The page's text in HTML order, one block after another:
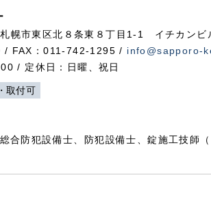
幌市東区北８条東８丁目1-1 イチカンビ
/ FAX：011-742-1295 / info@sapporo-
/ 定休日：日曜、祝日
取付可
防犯設備士、防犯設備士、錠施工技師